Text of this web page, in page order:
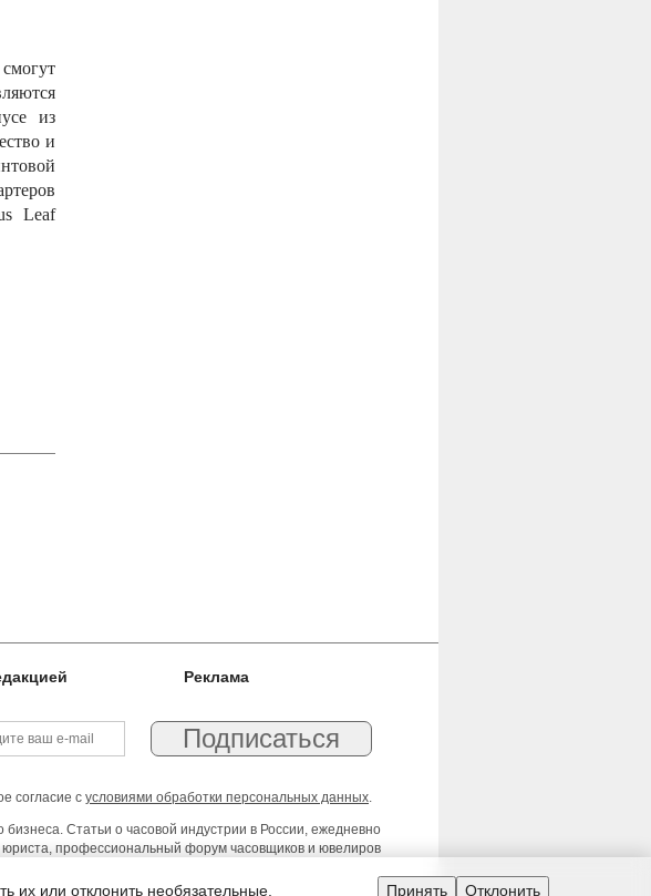
из
и
Leaf
Реклама
согласие с условиями обработки персональных данных.
Статьи о часовой индустрии в России, ежедневно
юриста, профессиональный форум часовщиков и ювелиров
или отклонить необязательные. Принять Отклонить